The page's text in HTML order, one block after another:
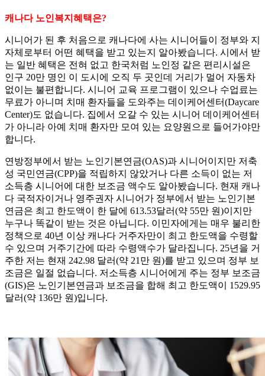
캐나다 노인복지혜택은?
시니어가 된 후 처음으로 캐나다에 사는 시니어들이 정부와 지
자체로부터 어떤 혜택을 받고 있는지 알아봤습니다. 시에서 받
는 일반 혜택은 전혀 없고 한국처럼 노인정 같은 편리시설은
인구 20만 명인 이 도시에 오직 두 곳인데 거리가 멀어 자동차
없이는 불편합니다. 시니어 교육 프로그램이 있으나 수업료는
무료가 아니며 치매 환자들을 도와주는 데이케어센터(Daycare
Center)도 없습니다. 집에서 오갈 수 있는 시니어 데이케어센터
가 아니라 아예 치매 환자만 모여 있는 요양원으로 들어가야만
합니다.
연방정부에서 받는 노인기본연금(OAS)과 시니어이지만 저축
성 국민연금(CPP)을 적립하지 않았거나 다른 소득이 없는 저
소득층 시니어에 대한 보조금 액수도 알아봤습니다. 현재 캐나
다 국적자이거나 영주권자 시니어가 정부에서 받는 노인기본
연금은 최고 한도액이 한 달에 613.53달러(약 55만 원)이지만
누구나 똑같이 받는 것은 아닙니다. 이민자에게는 매우 불리한
정책으로 40년 이상 캐나다 거주자만이 최고 한도액을 수령할
수 있으며 거주기간에 따라 수령액수가 달라집니다. 25년을 거
주한 저는 현재 242.98 달러(약 21만 원)를 받고 있으며 정부 보
조금은 일절 없습니다. 저소득층 시니어에게 주는 정부 보조금
(GIS)은 노인기본연금과 보조금을 합해 최고 한도액이 1529.95
달러(약 136만 원)입니다.